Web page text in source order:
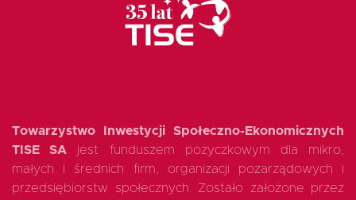
Towarzystwo Inwestycji Społeczno-Ekonomicznych
TISE SA jest funduszem pożyczkowym dla mikro,
małych i średnich firm, organizacji pozarządowych i
przedsiębiorstw społecznych. Zostało założone przez